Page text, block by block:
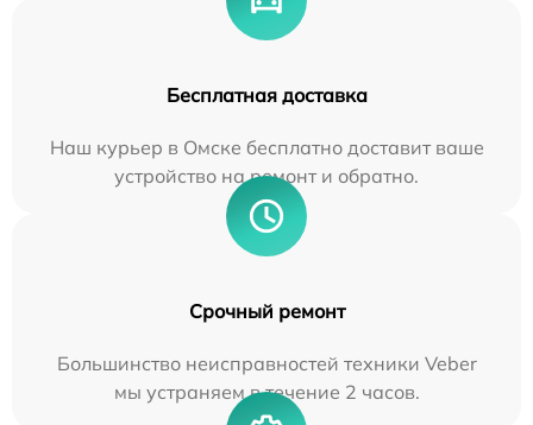
Бесплатная доставка
Наш курьер в Омске бесплатно доставит ваше
устройство на ремонт и обратно.
Срочный ремонт
Большинство неисправностей техники Veber
мы устраняем в течение 2 часов.